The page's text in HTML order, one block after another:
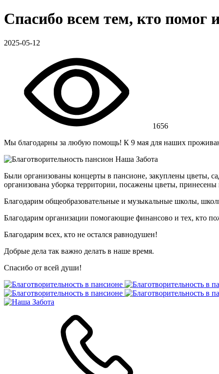
Спасибо всем тем, кто помог
2025-05-12
1656
Мы благодарны за любую помощь! К 9 мая для наших
Были организованы концерты в пансионе, закуплены цветы,
организована уборка территории, посажены цветы,
Благодарим общеобразовательные и музыкальные школы,
Благодарим организации помогающие финансово и тех, кто
Благодарим всех, кто не остался равнодушен!
Добрые дела так важно делать в наше время.
Спасибо от всей души!